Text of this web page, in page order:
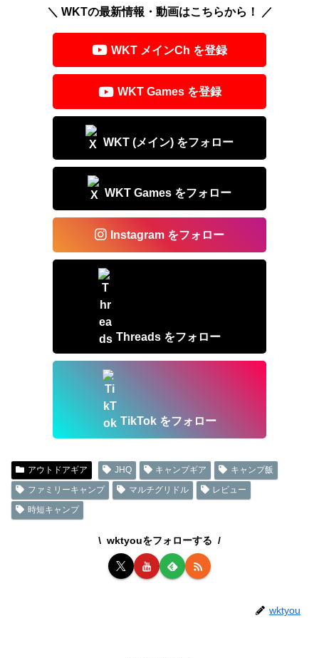
a
s
e
b
o
o
k
＼ WKTの最新情報・動画はこちらから！ ／
WKT メインCh を登録
WKT Games を登録
WKT (メイン) をフォロー
WKT Games をフォロー
Instagram をフォロー
Threads をフォロー
TikTok をフォロー
アウトドアギア JHQ キャンプギア
キャンプ飯
ファミリーキャンプ
マルチグリドル
レビュー
時短キャンプ
wktyouをフォローする
wktyou